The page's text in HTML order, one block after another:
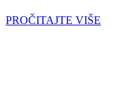
PROČITAJTE VIŠE